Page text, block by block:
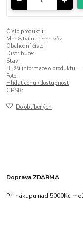
Číslo produktu:
Množství na jeden vůz:
Obchodní číslo:
Distribuce:
Stav:
Bližší informace o produktu:
Foto:
Hlídat cenu / dostupnost
GPSR:
Do oblíbených
Doprava ZDARMA
Při nákupu nad 5000Kč